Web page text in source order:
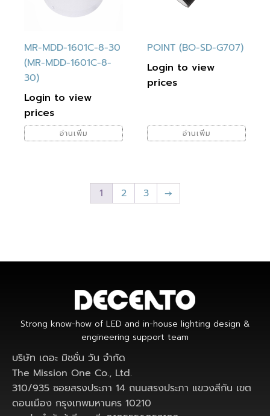
MR-MDD-1601C-8-30
(MR-MDD-1601C-8-
30)
Login to view
prices
อ่านเพิ่ม
POINT (BO-SD-G707)
Login to view
prices
อ่านเพิ่ม
1 2 3 →
Strong know-how of LED and in-house lighting design &
engineering support team
บริษัท เดอะ มิชชั่น วัน จำกัด
The Mission One Co., Ltd.
310/935 ซอยสรงประภา 14 ถนนสรงประภา แขวงสีกัน เขต
ดอนเมือง กรุงเทพมหานคร 10210